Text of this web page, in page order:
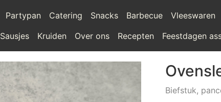
Partypan Catering Snacks Barbecue Vleeswaren
Sausjes Kruiden Over ons Recepten Feestdagen
Biefstuk,